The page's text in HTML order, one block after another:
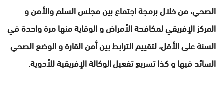
الصحي، من خلال برمجة اجتماع بين مجلس السلم والأمن و
المركز الإفريقي لمكافحة الأمراض و الوقاية منها مرة واحدة في
السنة على الأقل، لتقييم الترابط بين أمن القارة و الوضع الصحي
السائد فيها و كذا تسريع تفعيل الوكالة الإفريقية للأدوية.